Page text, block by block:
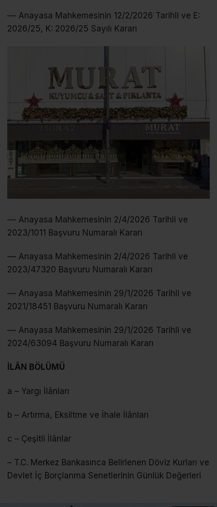
–– Anayasa Mahkemesinin 12/2/2026 Tarihli ve E:
2026/25, K: 2026/25 Sayılı Kararı
–– Anayasa Mahkemesinin 2/4/2026 Tarihli ve
2023/1011 Başvuru Numaralı Kararı
–– Anayasa Mahkemesinin 2/4/2026 Tarihli ve
2023/47320 Başvuru Numaralı Kararı
–– Anayasa Mahkemesinin 29/1/2026 Tarihli ve
2021/18451 Başvuru Numaralı Kararı
–– Anayasa Mahkemesinin 29/1/2026 Tarihli ve
2024/63094 Başvuru Numaralı Kararı
İLÂN BÖLÜMÜ
a – Yargı İlânları
b – Artırma, Eksiltme ve İhale İlânları
c – Çeşitli İlânlar
– T.C. Merkez Bankasınca Belirlenen Döviz Kurları ve
Devlet İç Borçlanma Senetlerinin Günlük Değerleri